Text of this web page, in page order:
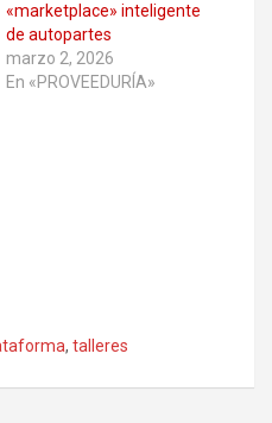
«marketplace» inteligente
de autopartes
marzo 2, 2026
En «PROVEEDURÍA»
, talleres